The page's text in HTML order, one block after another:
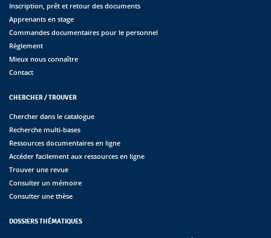
Inscription, prêt et retour des documents
Apprenants en stage
Commandes documentaires pour le personnel
Règlement
Mieux nous connaître
Contact
CHERCHER / TROUVER
Chercher dans le catalogue
Recherche multi-bases
Ressources documentaires en ligne
Accéder facilement aux ressources en ligne
Trouver une revue
Consulter un mémoire
Consulter une thèse
DOSSIERS THÉMATIQUES